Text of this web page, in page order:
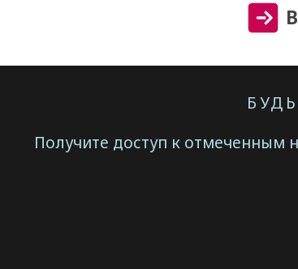
Получите доступ к отмеченным